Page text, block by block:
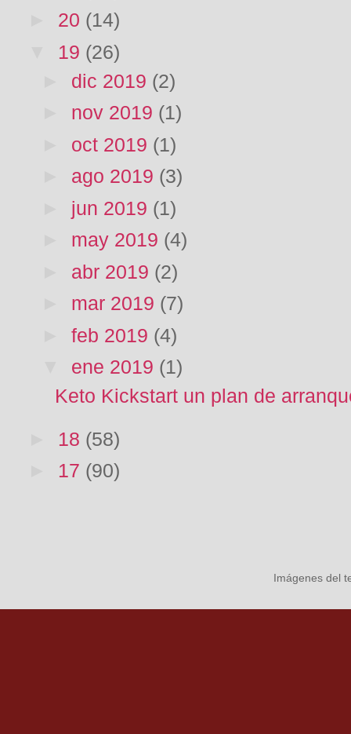
20 (14)
19 (26)
dic 2019 (2)
nov 2019 (1)
oct 2019 (1)
ago 2019 (3)
jun 2019 (1)
may 2019 (4)
abr 2019 (2)
mar 2019 (7)
feb 2019 (4)
ene 2019 (1)
Keto Kickstart un plan de
18 (58)
17 (90)
Imágenes del